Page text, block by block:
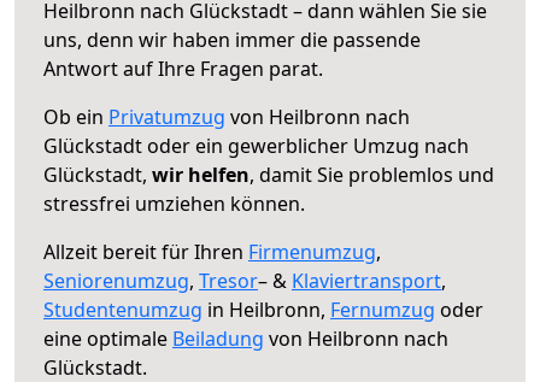
Heilbronn nach Glückstadt – dann wählen Sie sie
uns, denn wir haben immer die passende
Antwort auf Ihre Fragen parat.
Ob ein Privatumzug von Heilbronn nach
Glückstadt oder ein gewerblicher Umzug nach
Glückstadt, wir helfen, damit Sie problemlos und
stressfrei umziehen können.
Allzeit bereit für Ihren Firmenumzug,
Seniorenumzug, Tresor– & Klaviertransport,
Studentenumzug in Heilbronn, Fernumzug oder
eine optimale Beiladung von Heilbronn nach
Glückstadt.